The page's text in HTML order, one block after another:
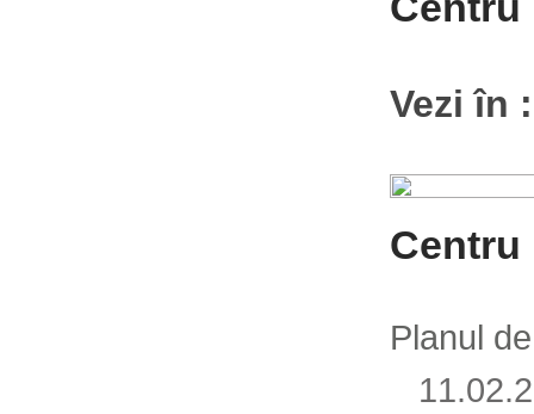
Vezi în
Centru
Planul